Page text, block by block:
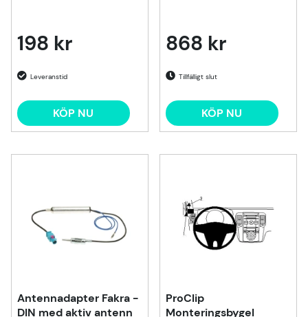
198 kr
KÖP NU
868 kr
Tillfälligt slut
KÖP NU
Antennadapter Fakra -
DIN med aktiv antenn
ProClip
Monteringsbygel